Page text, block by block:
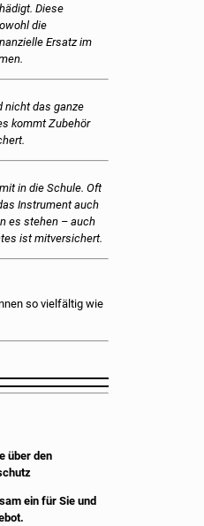
Diese
die
Ersatz im
nicht das ganze
kommt Zubehör
in die Schule. Oft
Instrument auch
es stehen – auch
ist mitversichert.
so vielfältig wie
über den
ein für Sie und